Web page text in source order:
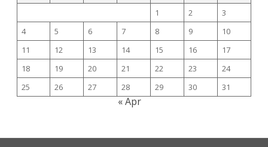
1
2
3
4
5 6 7 8 9
10
11
12 13 14 15 16
17
18
19 20 21 22 23
24
25
26 27 28 29 30 31
« Apr